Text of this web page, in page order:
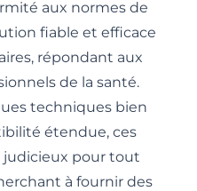
aux normes de
fiable et efficace
répondant aux
de la santé.
techniques bien
étendue, ces
pour tout
à fournir des